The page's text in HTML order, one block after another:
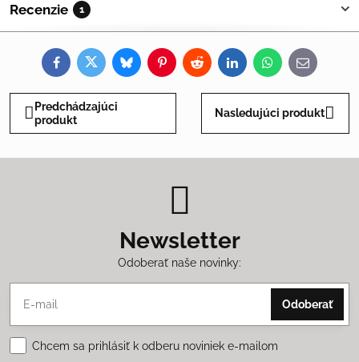
Recenzie 1
FacebookTwitterBlueskyPinterestRedditLinkedInWhatsApp
E-
mail
Predchádzajúci
produkt
Nasledujúci produkt
Newsletter
Odoberať naše novinky:
Odoberať
Chcem sa prihlásiť k odberu noviniek e-mailom